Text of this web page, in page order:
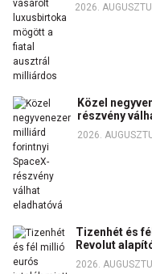
2026.
Közel
részvény
2026.
Tizenhét és
Revolut
2026.